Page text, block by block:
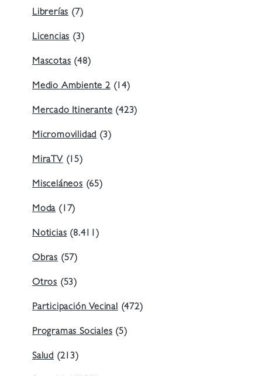
Librerías(7)
Licencias(3)
Mascotas(48)
Medio Ambiente 2(14)
Mercado Itinerante(423)
Micromovilidad(3)
MiraTV(15)
Misceláneos(65)
Moda(17)
Noticias(8.411)
Obras (57)
Otros (53)
Participación Vecinal(472)
Programas Sociales(5)
Salud (213)